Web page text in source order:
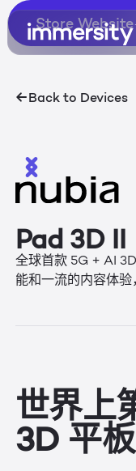
Back to Devices
Pad 3D II
全球首款 5G + AI
能和一流的内容体验
世界上
3D 平
Store
Store Website